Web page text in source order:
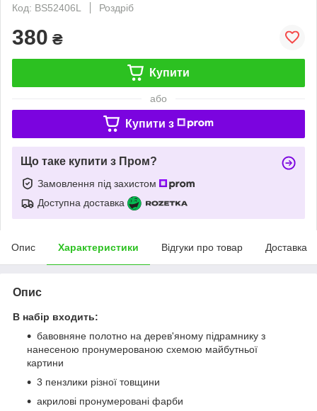
Код: BS52406L
Роздріб
380 ₴
Купити
або
Купити з
Що таке купити з Пром?
Замовлення під захистом
Доступна доставка
Опис Характеристики Відгуки про товар Доставка
Опис
В набір входить:
бавовняне полотно на дерев'яному підрамнику з
нанесеною пронумерованою схемою майбутньої
картини
3 пензлики різної товщини
акрилові пронумеровані фарби